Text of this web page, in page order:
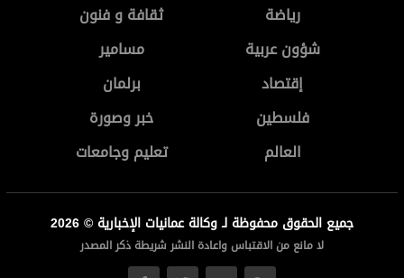
رياضة
ثقافة و فنون
شؤون عربية
مسامير
إقتصاد
برلمان
فلسطين
خبر وصورة
العالم
تعليم وجامعات
جميع الحقوق محفوظة لـ وكالة عمانيات الإخبارية © 2026
لا مانع من الاقتباس واعادة النشر شريطة ذكر المصدر